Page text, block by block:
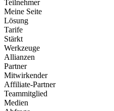
Teilnehmer
Meine Seite
Lösung
Tarife
Stärkt
Werkzeuge
Allianzen
Partner
Mitwirkender
Affiliate-Partner
Teammitglied
Medien